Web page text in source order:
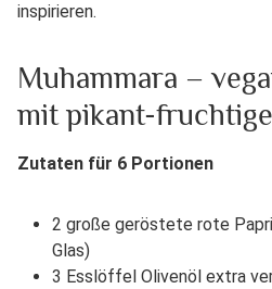
inspirieren.
Muhammara –
mit pikant-
Zutaten für 6 Portionen
2 große geröstete rote
Glas)
3 Esslöffel Olivenöl extra